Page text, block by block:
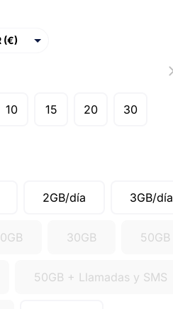
(€)
($)
10 15 20 30
2GB/día 3GB/día
30GB 50GB
50GB + Llamadas y SMS